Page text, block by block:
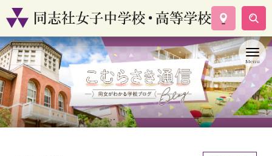
学校案内
コース紹介
学校生活
入試情報
資料請求